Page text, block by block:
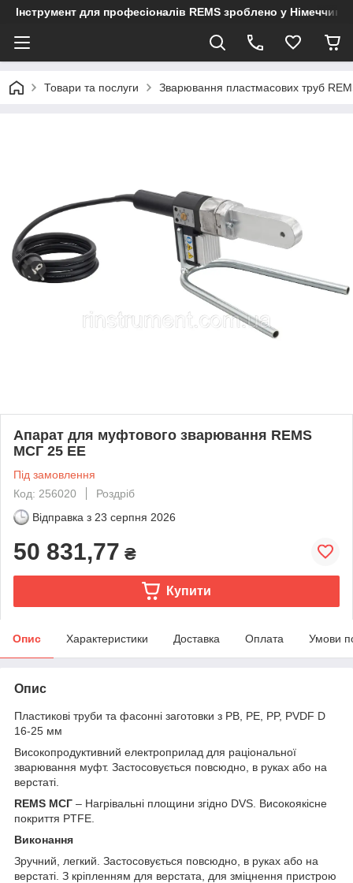
Інструмент для професіоналів REMS зроблено у Німеччині
Товари та послуги Зварювання пластмасових труб
Апарат для муфтового зварювання REMS
МСГ 25 EE
Під замовлення
Код: 256020
Роздріб
Відправка з 23 серпня 2026
50 831,77 ₴
Купити
Опис Характеристики Доставка Оплата Умови
Опис
Пластикові труби та фасонні заготовки з PB, PE, PP, PVDF D
16-25 мм
Високопродуктивний електроприлад для раціональної
зварювання муфт. Застосовується повсюдно, в руках або на
верстаті.
REMS МСГ – Нагрівальні площини згідно DVS. Високоякісне
покриття PTFE.
Виконання
Зручний, легкий. Застосовується повсюдно, в руках або на
верстаті. З кріпленням для верстата, для зміцнення пристрою